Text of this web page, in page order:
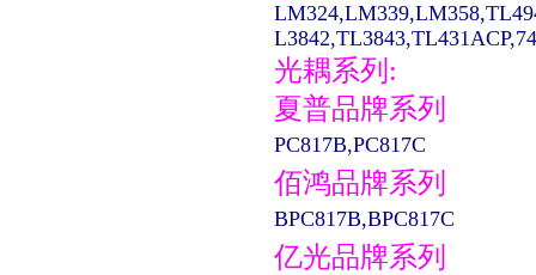
光耦系列:
夏普品牌系列
PC817B,PC817C
佰鸿品牌系列
BPC817B,BPC817C
亿光品牌系列